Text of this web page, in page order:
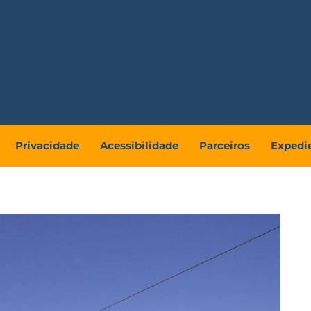
Privacidade Acessibilidade Parceiros